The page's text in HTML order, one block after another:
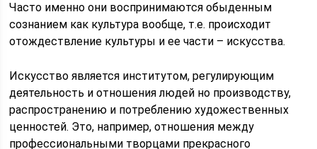
Часто именно они воспринимаются обыденным
сознанием как культура вообще, т.е. происходит
отождествление культуры и ее части – искусства.
Искусство является институтом, регулирующим
деятельность и отношения людей но производству,
распространению и потреблению художественных
ценностей. Это, например, отношения между
профессиональными творцами прекрасного